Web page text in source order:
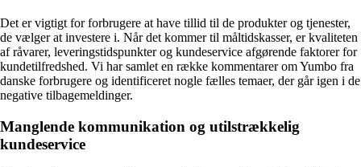
Det er vigtigt for forbrugere at have tillid til de produkter og tjenester,
de vælger at investere i. Når det kommer til måltidskasser, er kvaliteten
af råvarer, leveringstidspunkter og kundeservice afgørende faktorer for
kundetilfredshed. Vi har samlet en række kommentarer om Yumbo fra
danske forbrugere og identificeret nogle fælles temaer, der går igen i de
negative tilbagemeldinger.
Manglende kommunikation og utilstrækkelig
kundeservice